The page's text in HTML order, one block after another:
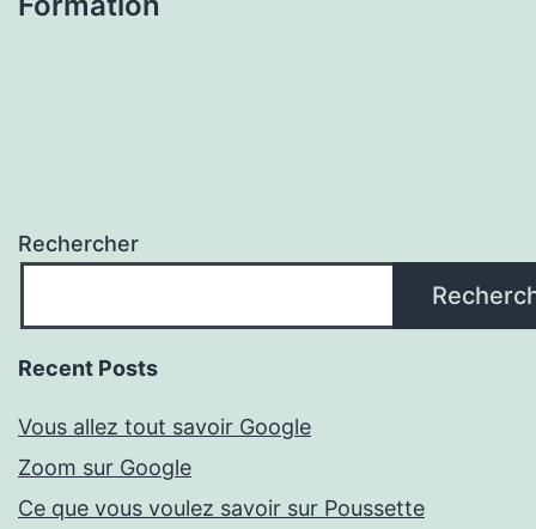
Rechercher
Recent Posts
Vous allez tout savoir Google
Zoom sur Google
Ce que vous voulez savoir sur Poussette